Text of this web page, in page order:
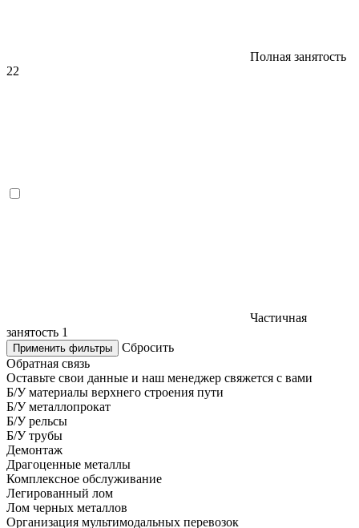
Полная занятость
22
Частичная
занятость 1
Применить фильтры
Сбросить
Обратная связь
Оставьте свои данные и наш менеджер свяжется с вами
Б/У материалы верхнего строения пути
Б/У металлопрокат
Б/У рельсы
Б/У трубы
Демонтаж
Драгоценные металлы
Комплексное обслуживание
Легированный лом
Лом черных металлов
Организация мультимодальных перевозок